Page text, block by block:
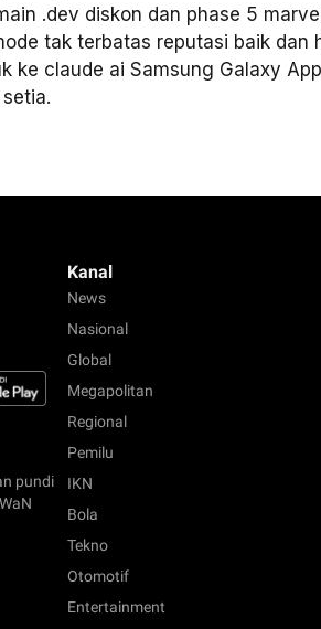
.dev diskon dan phase 5
tak terbatas reputasi baik dan
ke claude ai Samsung Galaxy
pundi
Kanal
News
Nasional
Global
Megapolitan
Regional
Pemilu
IKN
Bola
Tekno
Otomotif
Entertainment